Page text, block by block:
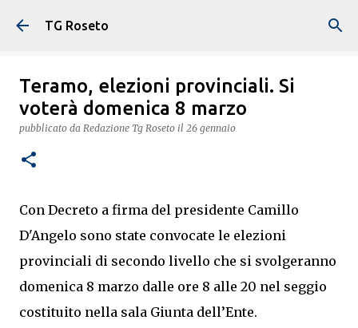
Passa ai contenuti principali
TG Roseto
Teramo, elezioni provinciali. Si
voterà domenica 8 marzo
pubblicato da Redazione Tg Roseto il 26 gennaio
Con Decreto a firma del presidente Camillo
D'Angelo sono state convocate le elezioni
provinciali di secondo livello che si svolgeranno
domenica 8 marzo dalle ore 8 alle 20 nel seggio
costituito nella sala Giunta dell’Ente.